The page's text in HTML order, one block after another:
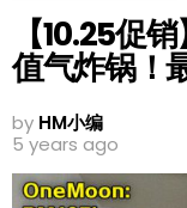
【10.25促
值气炸锅！
by HM小编
5 years ago